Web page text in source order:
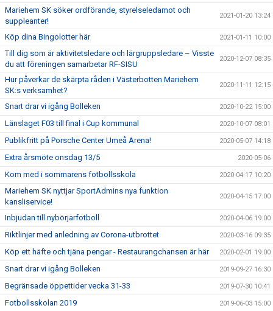
Mariehem SK söker ordförande, styrelseledamot och
suppleanter!
2021-01-20 13:24
Köp dina Bingolotter här 2021-01-11 10:00
Till dig som är aktivitetsledare och lärgruppsledare – Visste
du att föreningen samarbetar RF-SISU
2020-12-07 08:35
Hur påverkar de skärpta råden i Västerbotten Mariehem
SK:s verksamhet?
2020-11-11 12:15
Snart drar vi igång Bolleken 2020-10-22 15:00
Länslaget F03 till final i Cup kommunal 2020-10-07 08:01
Publikfritt på Porsche Center Umeå Arena! 2020-05-07 14:18
Extra årsmöte onsdag 13/5 2020-05-06
Kom med i sommarens fotbollsskola 2020-04-17 10:20
Mariehem SK nyttjar SportAdmins nya funktion
kansliservice!
2020-04-15 17:00
Inbjudan till nybörjarfotboll 2020-04-06 19:00
Riktlinjer med anledning av Corona-utbrottet 2020-03-16 09:35
Köp ett häfte och tjäna pengar - Restaurangchansen är här 2020-02-01 19:00
Snart drar vi igång Bolleken 2019-09-27 16:30
Begränsade öppettider vecka 31-33 2019-07-30 10:41
Fotbollsskolan 2019 2019-06-03 15:00